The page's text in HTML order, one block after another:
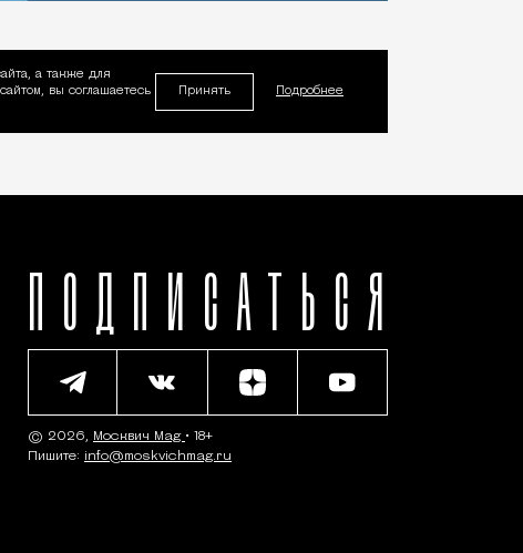
а также для
вы соглашаетесь
Принять Подробнее
ПОДПИСАТЬСЯ
© 2026, Москвич Mag • 18+
Пишите: info@moskvichmag.ru